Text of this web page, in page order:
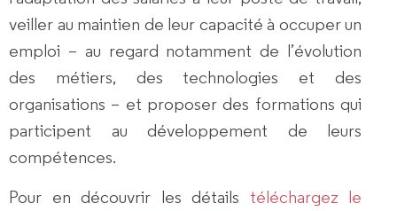
veiller au maintien de leur capacité à occuper un
emploi – au regard notamment de l’évolution
des métiers, des technologies et des
organisations – et proposer des formations qui
participent au développement de leurs
compétences.
Pour en découvrir les détails téléchargez le